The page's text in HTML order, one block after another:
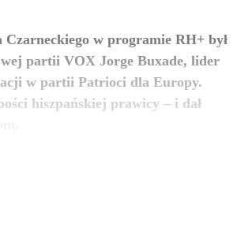
Czarneckiego w programie RH+ był
partii VOX Jorge Buxade, lider
w partii Patrioci dla Europy.
hiszpańskiej prawicy – i dał
zobacz więcej